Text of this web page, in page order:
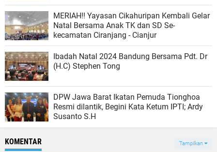
MERIAH!! Yayasan Cikahuripan Kembali Gelar
Natal Bersama Anak TK dan SD Se-
kecamatan Ciranjang - Cianjur
Ibadah Natal 2024 Bandung Bersama Pdt. Dr
(H.C) Stephen Tong
DPW Jawa Barat Ikatan Pemuda Tionghoa
Resmi dilantik, Begini Kata Ketum IPTI; Ardy
Susanto S.H
KOMENTAR Tampilkan